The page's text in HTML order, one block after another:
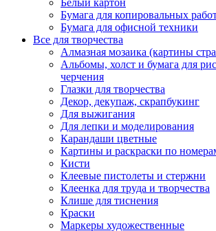
Белый картон
Бумага для копировальных
Бумага для офисной техники
Все для творчества
Алмазная мозаика (картины
Альбомы, холст и бумага для
черчения
Глазки для творчества
Декор, декупаж, скрапбукинг
Для выжигания
Для лепки и моделирования
Карандаши цветные
Картины и раскраски по
Кисти
Клеевые пистолеты и стержни
Клеенка для труда и творчества
Клише для тиснения
Краски
Маркеры художественные